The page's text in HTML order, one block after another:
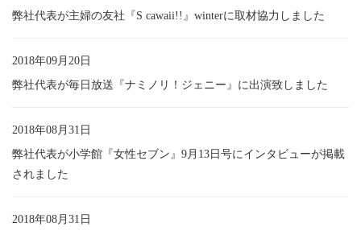
弊社代表が主婦の友社『S cawaii!!』winterに取材協力しました
2018年09月20日
弊社代表が毎日放送『ナミノリ！ジェニー』に出演致しました
2018年08月31日
弊社代表が小学館『女性セブン』9月13日号にインタビューが掲載
されました
2018年08月31日